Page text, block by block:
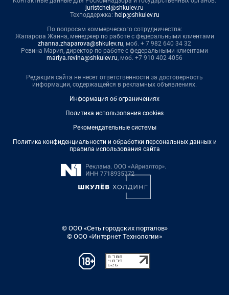
juristchel@shkulev.ru
Техподдержка: help@shkulev.ru
По вопросам коммерческого сотрудничества:
Жапарова Жанна, менеджер по работе с федеральными клиентами
zhanna.zhaparova@shkulev.ru, моб. + 7 982 640 34 32
Ревина Мария, директор по работе с федеральными клиентами
mariya.revina@shkulev.ru, моб. +7 910 402 4056
Редакция сайта не несет ответственности за достоверность
информации, содержащейся в рекламных объявлениях.
Информация об ограничениях
Политика использования cookies
Рекомендательные системы
Политика конфиденциальности и обработки персональных данных и
правила использования сайта
© ООО «Сеть городских порталов»
© ООО «Интернет Технологии»